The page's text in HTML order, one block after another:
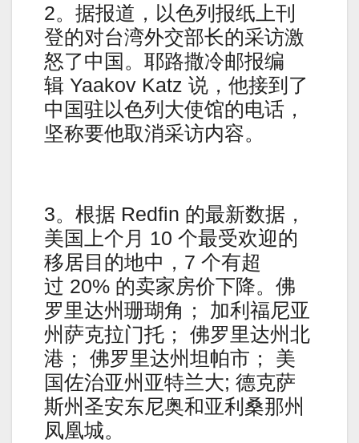
2。据报道，以色列报纸上刊
登的对台湾外交部长的采访激
怒了中国。耶路撒冷邮报编
辑 Yaakov Katz 说，他接到了
中国驻以色列大使馆的电话，
坚称要他取消采访内容。
3。根据 Redfin 的最新数据，
美国上个月 10 个最受欢迎的
移居目的地中，7 个有超
过 20% 的卖家房价下降。佛
罗里达州珊瑚角； 加利福尼亚
州萨克拉门托； 佛罗里达州北
港； 佛罗里达州坦帕市； 美
国佐治亚州亚特兰大; 德克萨
斯州圣安东尼奥和亚利桑那州
凤凰城。